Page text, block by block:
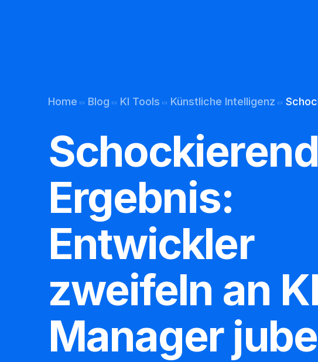
Übersetzung per Bot
Chatbot E mail
Chatbot Webseite
Chatbot Telefon
Home Blog KI Tools Künstliche Intelligenz
Ergebnis:
Entwickler
zweifeln an
Manager